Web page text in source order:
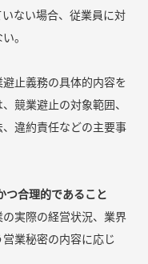
ない場合、従業員に対
。
止義務の具体的内容を
競業避止の対象範囲、
違約責任などの主要事
つ合理的であること
実際の経営状況、業界
業秘密の内容に応じ